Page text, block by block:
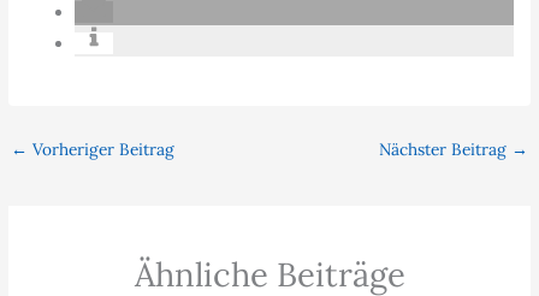
← Vorheriger Beitrag Nächster Beitrag →
Ähnliche Beiträge